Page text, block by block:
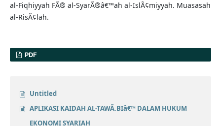
al-Fiqhiyyah FÃ® al-SyarÃ®â€™ah al-IslÃ¢miyyah. Muasasah
al-RisÃ¢lah.
PDF
Untitled
APLIKASI KAIDAH AL-TAWÃ‚BIâ€™ DALAM HUKUM
EKONOMI SYARIAH